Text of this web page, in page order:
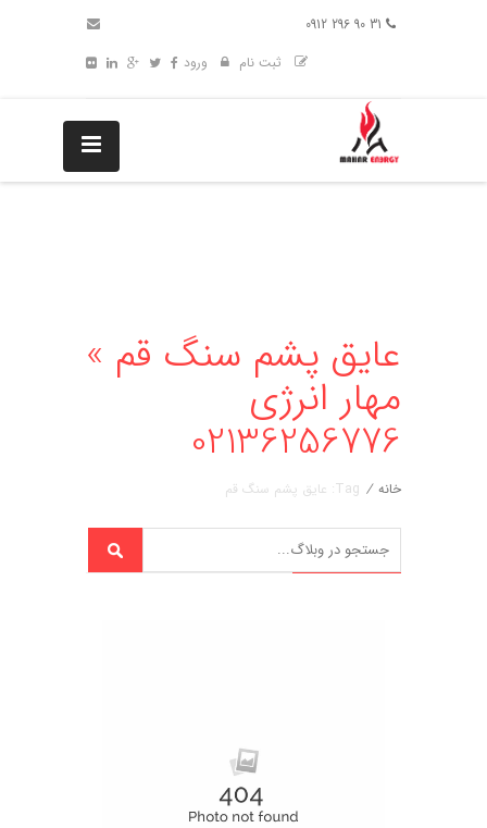
ثبت نام
ورود
عایق پشم سنگ قم »
مهار انرژی
02136256776
خانه / Tag: عایق پشم سنگ قم